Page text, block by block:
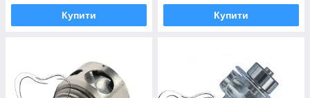
Купити Купити